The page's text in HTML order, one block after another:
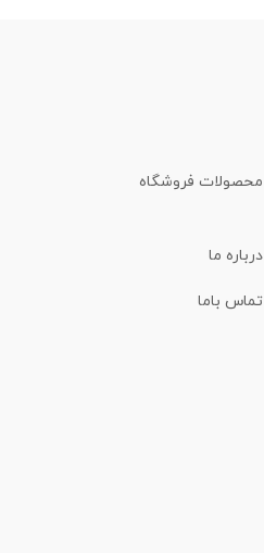
محصولات فروشگاه
درباره ما
تماس باما